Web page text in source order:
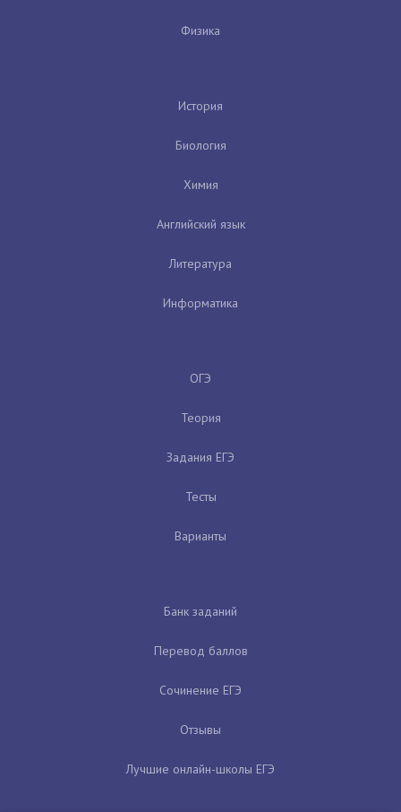
Физика
История
Биология
Химия
Английский язык
Литература
Информатика
ОГЭ
Теория
Задания ЕГЭ
Тесты
Варианты
Банк заданий
Перевод баллов
Сочинение ЕГЭ
Отзывы
Лучшие онлайн-школы ЕГЭ